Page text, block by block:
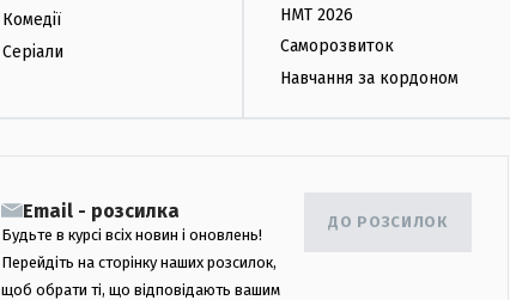
Комедії
Серіали
НМТ 2026
Саморозвиток
Навчання за кордоном
Email - розсилка
Будьте в курсі всіх новин і оновлень!
Перейдіть на сторінку наших розсилок,
щоб обрати ті, що відповідають вашим
ДО РОЗСИЛОК